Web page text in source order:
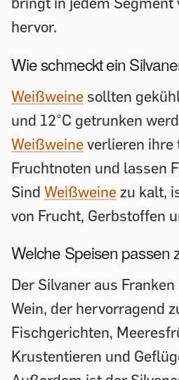
hervor.
Wie schmeckt ein
Weißweine sollten
und 12°C getrunken
Weißweineverlieren ihre
Fruchtnoten und lassen
Sind Weißweinezu kalt,
von Frucht, Gerbstoffen
Welche Speisen passen
Der Silvaner aus
Wein, der hervorragend
Fischgerichten,
Krustentieren und